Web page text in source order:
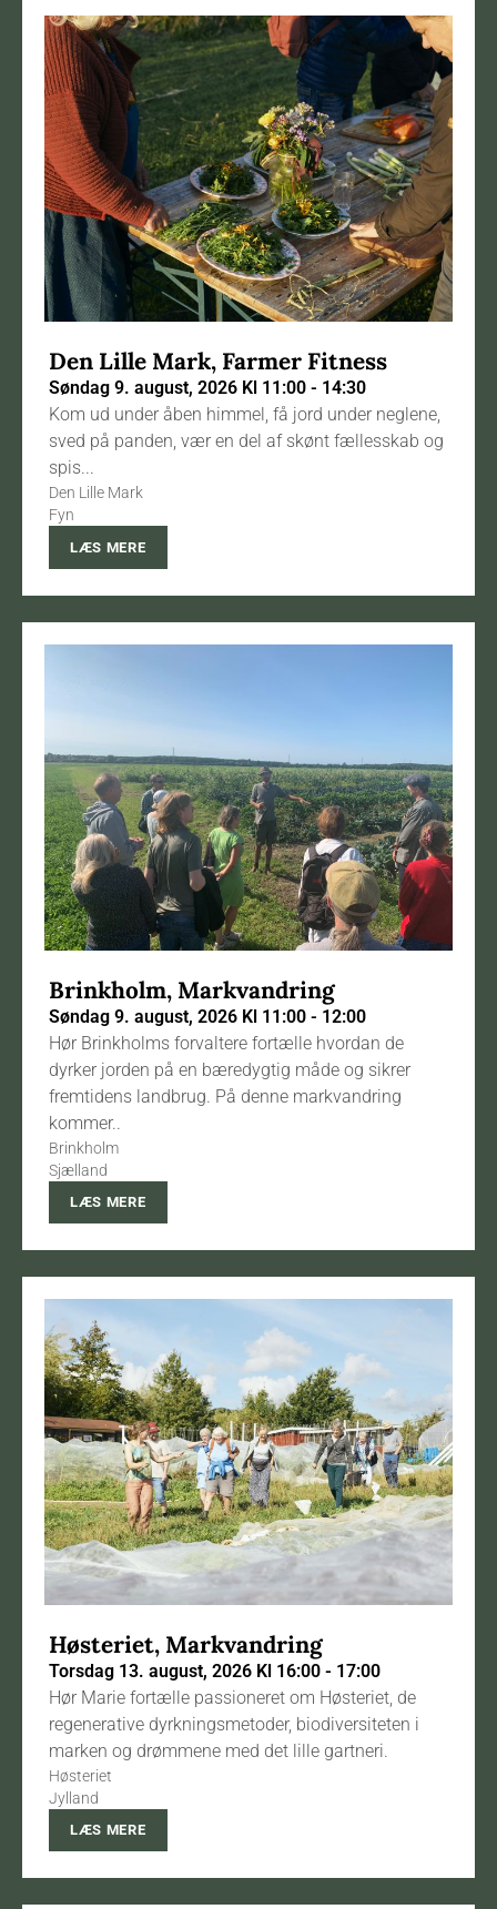
Den Lille Mark, Farmer Fitness
Søndag 9. august, 2026 Kl 11:00 - 14:30
Kom ud under åben himmel, få jord under neglene,
sved på panden, vær en del af skønt fællesskab og
spis...
Den Lille Mark
Fyn
LÆS MERE
Brinkholm, Markvandring
Søndag 9. august, 2026 Kl 11:00 - 12:00
Hør Brinkholms forvaltere fortælle hvordan de
dyrker jorden på en bæredygtig måde og sikrer
fremtidens landbrug. På denne markvandring
kommer..
Brinkholm
Sjælland
LÆS MERE
Høsteriet, Markvandring
Torsdag 13. august, 2026 Kl 16:00 - 17:00
Hør Marie fortælle passioneret om Høsteriet, de
regenerative dyrkningsmetoder, biodiversiteten i
marken og drømmene med det lille gartneri.
Høsteriet
Jylland
LÆS MERE